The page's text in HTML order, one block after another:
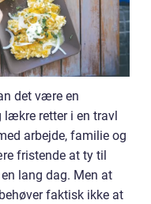
det være en
lækre retter i en travl
arbejde, familie og
fristende at ty til
lang dag. Men at
faktisk ikke at